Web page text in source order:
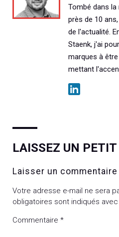
Tombé dans la
près de 10
de l'actualité.
Staenk, j'ai
marques à
mettant
LAISSEZ UN
Laisser un commentaire
Votre adresse e-mail ne sera
obligatoires sont indiqués avec
Commentaire *